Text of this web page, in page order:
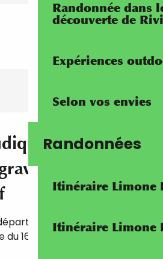
Randonnée dans
découverte de
Expériences
Selon vos envies
Randonnées
Itinéraire Limone
Itinéraire Limone
-
des
16 Septembre 1947,